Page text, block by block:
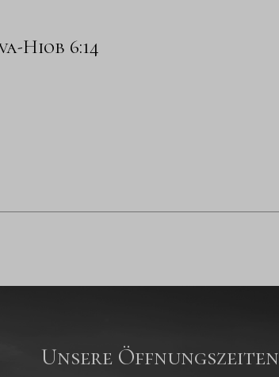
Hiob 6:14
Unsere Öffnungszeiten